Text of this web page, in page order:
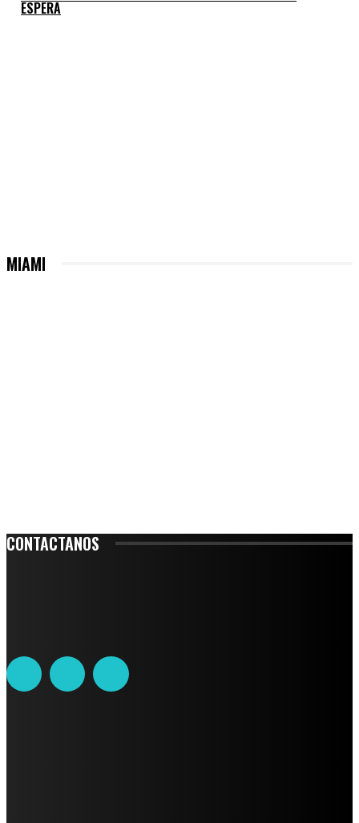
ESPERA
MIAMI
CONTACTANOS